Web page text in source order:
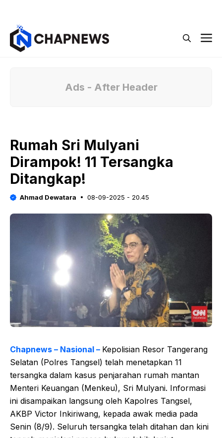
Ads - After Header
Rumah Sri Mulyani
Dirampok! 11 Tersangka
Ditangkap!
Ahmad Dewatara 08-09-2025 - 20.45
Chapnews – Nasional – Kepolisian Resor Tangerang
Selatan (Polres Tangsel) telah menetapkan 11
tersangka dalam kasus penjarahan rumah mantan
Menteri Keuangan (Menkeu), Sri Mulyani. Informasi
ini disampaikan langsung oleh Kapolres Tangsel,
AKBP Victor Inkiriwang, kepada awak media pada
Senin (8/9). Seluruh tersangka telah ditahan dan kini